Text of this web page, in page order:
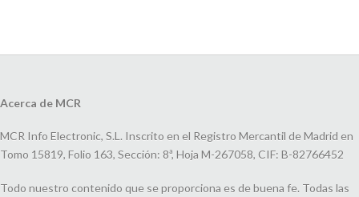
Acerca de MCR
MCR Info Electronic, S.L. Inscrito en el Registro Mercantil de Madrid en
Tomo 15819, Folio 163, Sección: 8ª, Hoja M-267058, CIF: B-82766452
Todo nuestro contenido que se proporciona es de buena fe. Todas las